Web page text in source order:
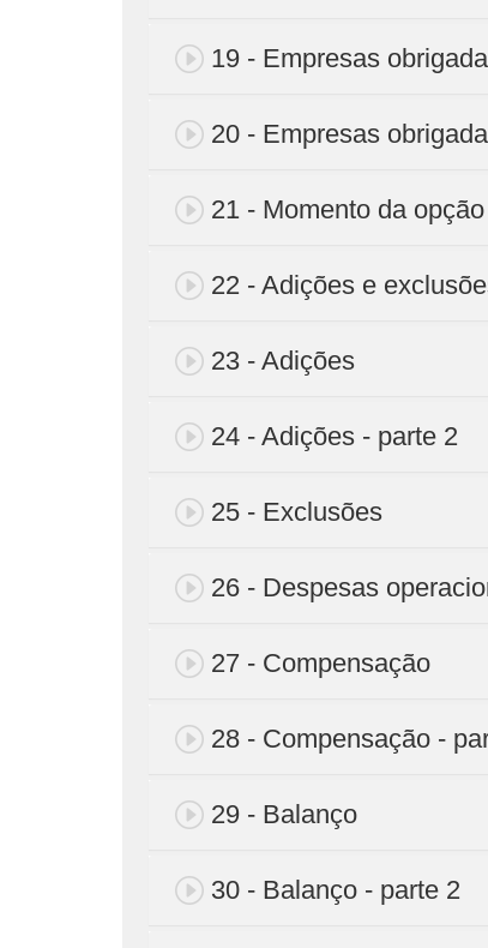
19 - Empresas
20 - Empresas
21 - Momento da opção
22 - Adições e
23 - Adições
24 - Adições - parte 2
25 - Exclusões
26 - Despesas
27 - Compensação
28 - Compensação -
29 - Balanço
30 - Balanço - parte 2